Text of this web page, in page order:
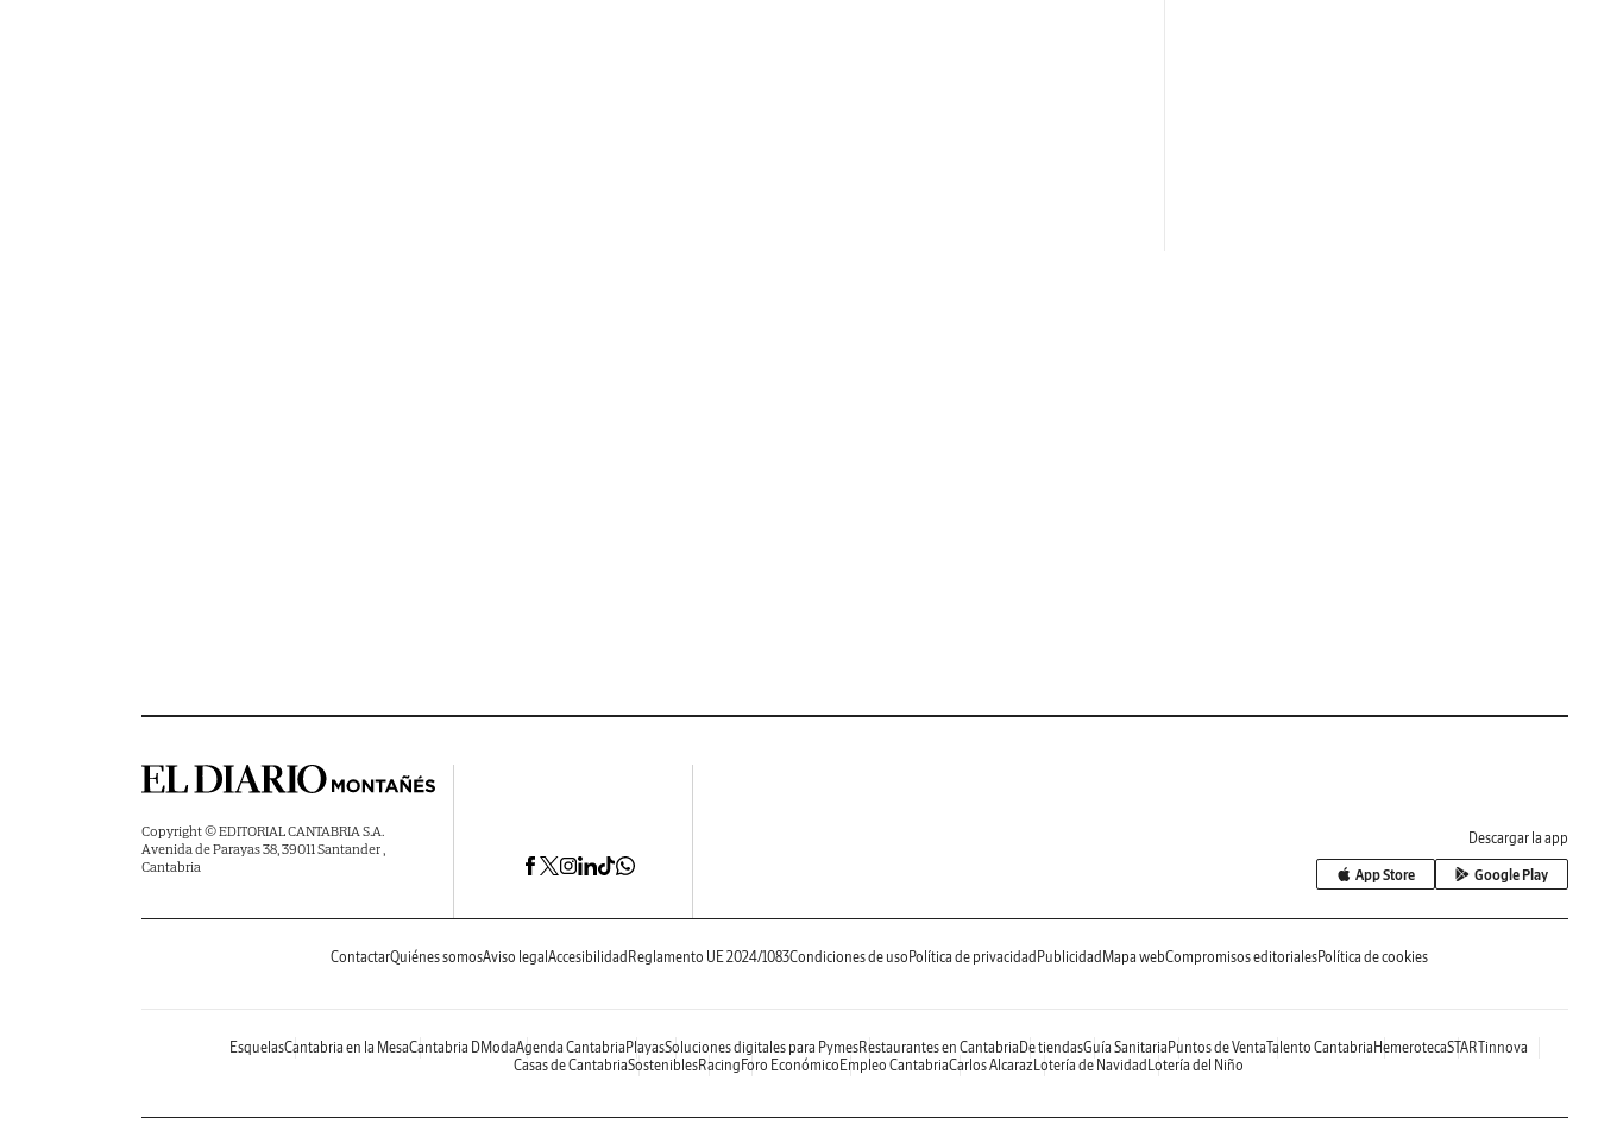
Copyright © EDITORIAL CANTABRIA S.A.
Avenida de Parayas 38, 39011 Santander ,
Cantabria
Descargar la app
App Store Google Play
ContactarQuiénes somosAviso legal Accesibilidad Reglamento UE 2024/1083Condiciones de uso Política de privacidad Publicidad Mapa webCompromisos editorialesPolítica de cookies
EsquelasCantabria en la MesaCantabria DModaAgenda Cantabria PlayasSoluciones digitales para PymesRestaurantes en Cantabria De tiendasGuía Sanitaria Puntos de VentaTalento Cantabria HemerotecaSTARTinnova
Casas de CantabriaSosteniblesRacing Foro Económico Empleo CantabriaCarlos AlcarazLotería de Navidad Lotería del Niño